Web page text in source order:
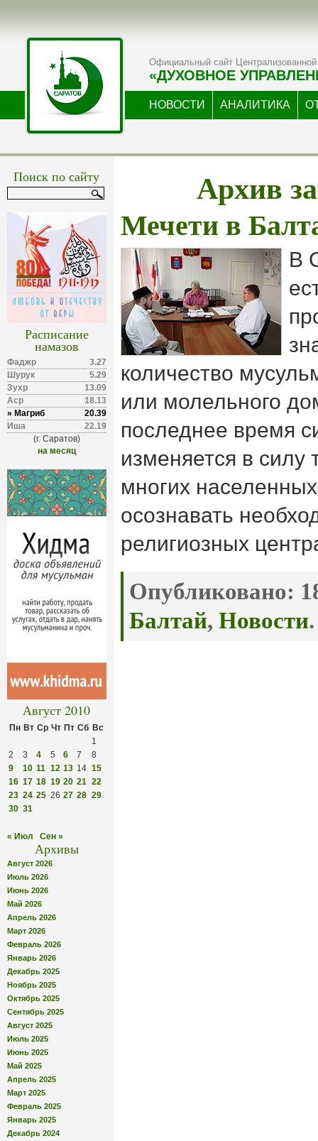
Официальный сайт Централизованной
«ДУХОВНОЕ
НОВОСТИ АНАЛИТИКА
Поиск по сайту
Расписание
намазов
Фаджр
3.27
Шурук
5.29
Зухр
13.09
Аср
18.13
» Магриб
20.39
Иша
22.19
(г. Саратов)
на месяц
Август 2010
Пн Вт Ср Чт Пт Сб Вс
1
2
3 4 5 6 7
8
9
10 11 12 13 14 15
16 17 18 19 20 21 22
23 24 25 26 27 28 29
30 31
« Июл Сен »
Архивы
Август 2026
Июль 2026
Июнь 2026
Май 2026
Апрель 2026
Март 2026
Февраль 2026
Январь 2026
Декабрь 2025
Ноябрь 2025
Октябрь 2025
Сентябрь 2025
Август 2025
Июль 2025
Июнь 2025
Май 2025
Апрель 2025
Март 2025
Февраль 2025
Январь 2025
Декабрь 2024
Архив
Мечети в
В
количество
или молельного
последнее время
изменяется в силу
многих
осознавать
религиозных
Опубликовано:
Балтай, Новости.